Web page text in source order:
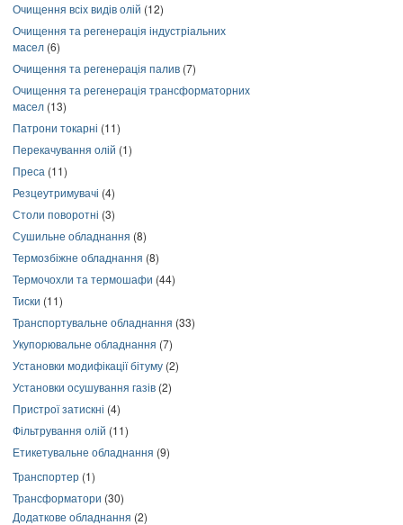
Очищення всіх видів олій (12)
Очищення та регенерація індустріальних
масел (6)
Очищення та регенерація палив (7)
Очищення та регенерація трансформаторних
масел (13)
Патрони токарні (11)
Перекачування олій (1)
Преса (11)
Резцеутримувачі (4)
Столи поворотні (3)
Сушильне обладнання (8)
Термозбіжне обладнання (8)
Термочохли та термошафи (44)
Тиски (11)
Транспортувальне обладнання (33)
Укупорювальне обладнання (7)
Установки модифікації бітуму (2)
Установки осушування газів (2)
Пристрої затискні (4)
Фільтрування олій (11)
Етикетувальне обладнання (9)
Транспортер (1)
Трансформатори (30)
Додаткове обладнання (2)